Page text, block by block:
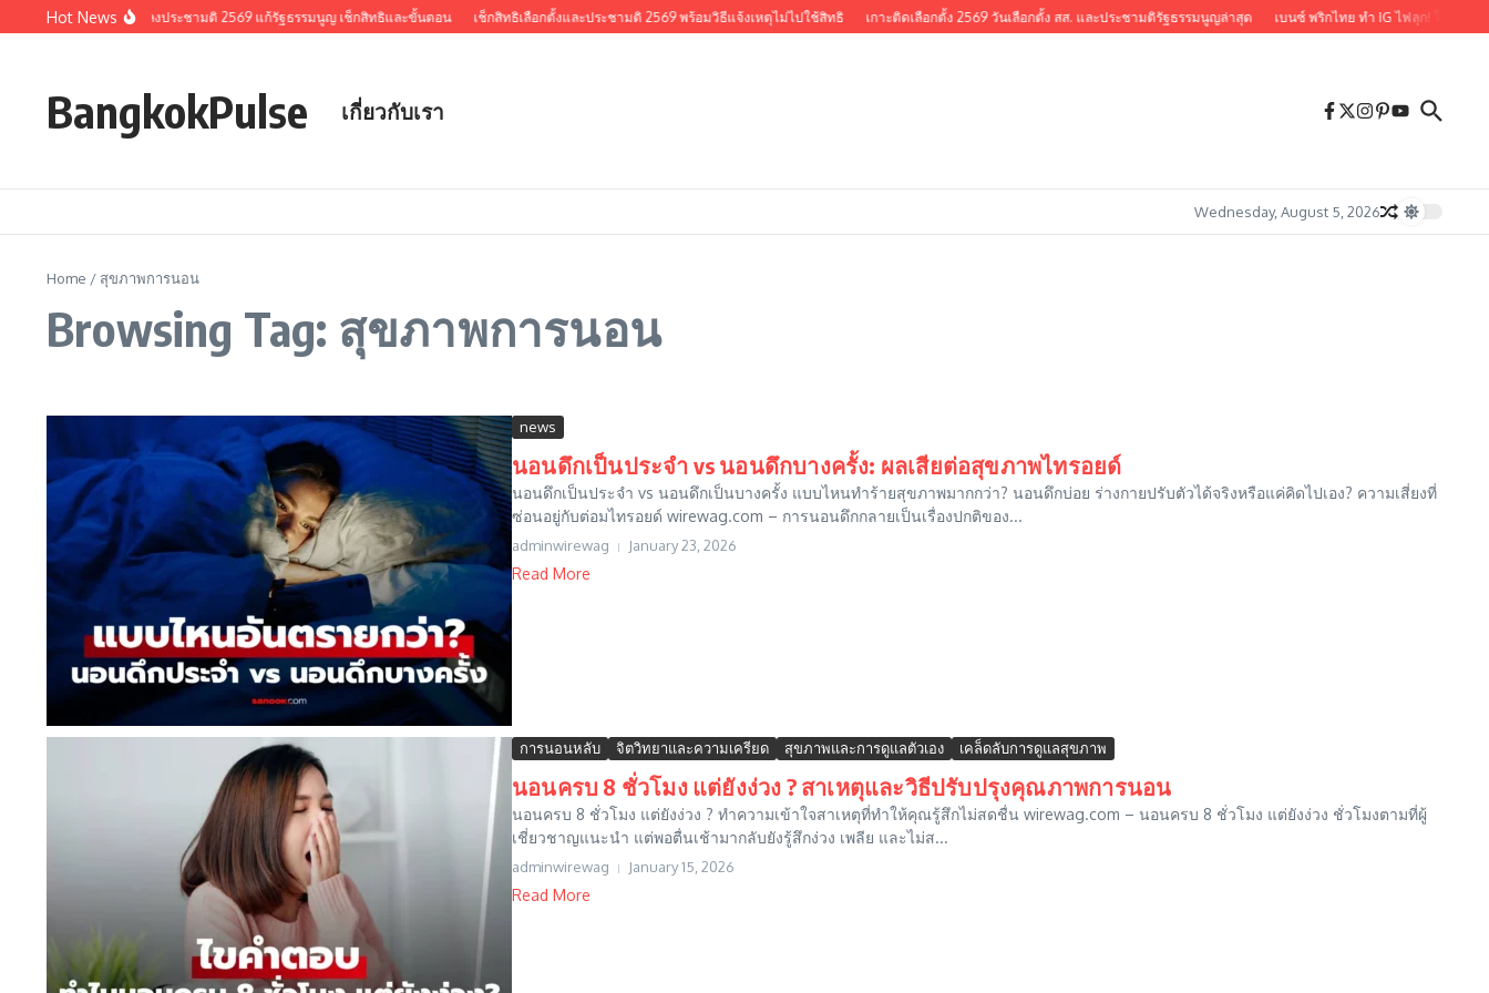
Skip to content
Hot News
รวมประเด็นสำคัญ ลงประชามติ 2569 แก้รัฐธรรมนูญ เช็กสิทธิและขั้นตอน เช็กสิทธิเลือกตั้งและประชามติ 2569 พร้อมวิธีแจ้งเหตุไม่ไปใช้สิทธิ เกาะติดเลือกตั้ง 2569 วันเลือกตั้ง สส. และประชามติรัฐธรรมนูญล่าสุด เบนซ์ พริกไทย ทำ IG ไฟลุก! ใส่ลูกไม้
BangkokPulse เกี่ยวกับเรา
Wednesday, August 5, 2026
Home / สุขภาพการนอน
Browsing Tag: สุขภาพการนอน
news
นอนดึกเป็นประจำ vs นอนดึกบางครั้ง: ผลเสียต่อสุขภาพไทรอยด์
นอนดึกเป็นประจำ vs นอนดึกเป็นบางครั้ง แบบไหนทำร้ายสุขภาพมากกว่า? นอนดึกบ่อย ร่างกายปรับตัวได้จริงหรือแค่คิดไปเอง? ความเสี่ยงที่
ซ่อนอยู่กับต่อมไทรอยด์ wirewag.com – การนอนดึกกลายเป็นเรื่องปกติของ...
adminwirewag January 23, 2026
Read More
การนอนหลับ จิตวิทยาและความเครียด สุขภาพและการดูแลตัวเอง เคล็ดลับการดูแลสุขภาพ
นอนครบ 8 ชั่วโมง แต่ยังง่วง ? สาเหตุและวิธีปรับปรุงคุณภาพการนอน
นอนครบ 8 ชั่วโมง แต่ยังง่วง ? ทำความเข้าใจสาเหตุที่ทำให้คุณรู้สึกไม่สดชื่น wirewag.com – นอนครบ 8 ชั่วโมง แต่ยังง่วง ชั่วโมงตามที่ผู้
เชี่ยวชาญแนะนำ แต่พอตื่นเช้ามากลับยังรู้สึกง่วง เพลีย และไม่ส...
adminwirewag January 15, 2026
Read More